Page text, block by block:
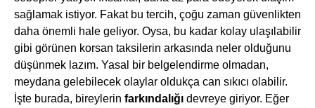
sağlamak istiyor. Fakat bu tercih, çoğu zaman güvenlikten
daha önemli hale geliyor. Oysa, bu kadar kolay ulaşılabilir
gibi görünen korsan taksilerin arkasında neler olduğunu
düşünmek lazım. Yasal bir belgelendirme olmadan,
meydana gelebilecek olaylar oldukça can sıkıcı olabilir.
İşte burada, bireylerin farkındalığı devreye giriyor. Eğer